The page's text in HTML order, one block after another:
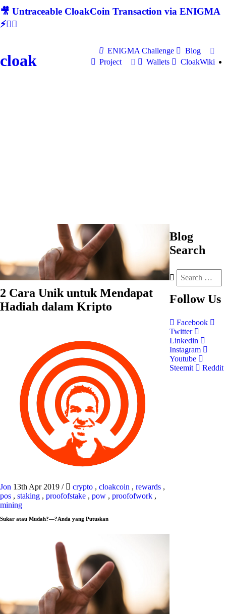
🎥 Untraceable CloakCoin Transaction via ENIGMA
⚡🕵‍♂
cloak
ENIGMA Challenge
Blog
Project
Wallets CloakWiki
2 Cara Unik untuk Mendapat
Hadiah dalam Kripto
Jon 13th Apr 2019 / crypto , cloakcoin , rewards ,
pos , staking , proofofstake , pow , proofofwork ,
mining
Sukar atau Mudah?—?Anda yang Putuskan
Blog
Search
Follow Us
Facebook
Twitter
Linkedin
Instagram
Youtube
Steemit
Reddit